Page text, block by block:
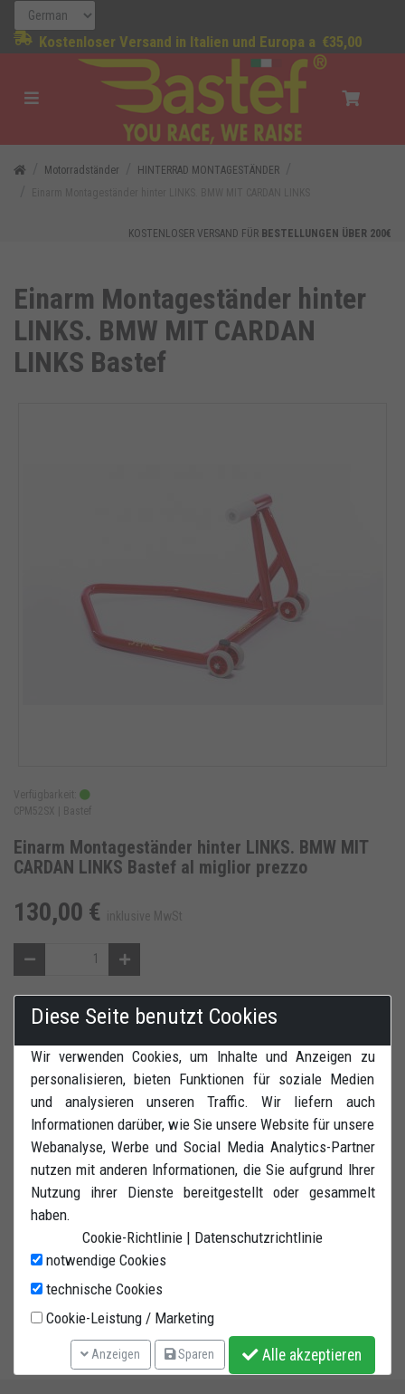
Kostenloser Versand in Italien und Europa a €35,00
Motorradständer
HINTERRAD MONTAGESTÄNDER
KOSTENLOSER VERSAND FÜR BESTELLUNGEN ÜBER 200€
Einarm Montageständer hinter
LINKS. BMW MIT CARDAN
LINKS Bastef
Verfügbarkeit:
CPM52SX |
Bastef
Einarm Montageständer hinter LINKS. BMW MIT
CARDAN LINKS Bastef al miglior prezzo
130,00 € inklusive MwSt
IN DEN WARENKORB ZUR WUNSCHLISTE HINZUFÜGEN
BEWERTUNGEN DRUCK
Einarm Montageständer hinter LINKS. PASSEND NUR für
BMW MIT CARDAN LINKS. Inklusiv kugelgelagerten Bolzen
Adapter. Hergestellt auf 32,5 x 2 mm Qualitätsstahlrohr.
Vier verstärkte Gummiräder. Pulverlackiert Rot. Passend
für:
INKLUSIV ADAPTER
Diese Seite benutzt Cookies
Wir verwenden Cookies, um Inhalte und Anzeigen zu
personalisieren, bieten Funktionen für soziale Medien
und analysieren unseren Traffic. Wir liefern auch
Informationen darüber, wie Sie unsere Website für unsere
Webanalyse, Werbe und Social Media Analytics-Partner
nutzen mit anderen Informationen, die Sie aufgrund Ihrer
Nutzung ihrer Dienste bereitgestellt oder gesammelt
haben.
Cookie-Richtlinie | Datenschutzrichtlinie
notwendige Cookies
technische Cookies
Cookie-Leistung / Marketing
Anzeigen Sparen Alle akzeptieren